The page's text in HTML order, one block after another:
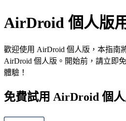
AirDroid 個人版
歡迎使用 AirDroid 個人版，本指南
AirDroid 個人版。開始前，請立即
體驗！
免費試用 AirDroid 個